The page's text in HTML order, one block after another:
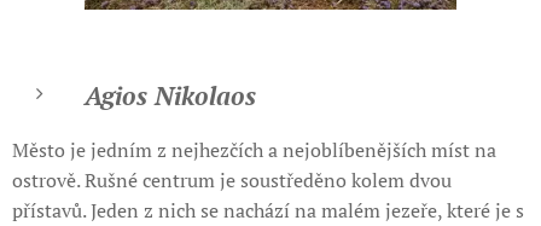
Agios Nikolaos
Město je jedním z nejhezčích a nejoblíbenějších míst na
ostrově. Rušné centrum je soustředěno kolem dvou
přístavů. Jeden z nich se nachází na malém jezeře, které je s